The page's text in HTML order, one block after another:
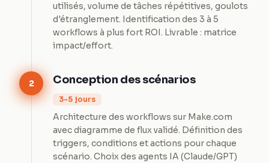
utilisés, volume de tâches répétitives, goulots
d'étranglement. Identification des 3 à 5
workflows à plus fort ROI. Livrable : matrice
impact/effort.
2 Conception des scénarios
3-5 jours
Architecture des workflows sur Make.com
avec diagramme de flux validé. Définition des
triggers, conditions et actions pour chaque
scénario. Choix des agents IA (Claude/GPT)